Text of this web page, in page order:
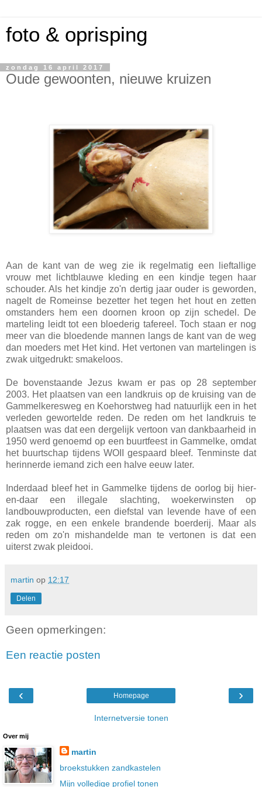
foto & oprisping
zondag 16 april 2017
Oude gewoonten, nieuwe kruizen
Aan de kant van de weg zie ik regelmatig een lieftallige
vrouw met lichtblauwe kleding en een kindje tegen haar
schouder. Als het kindje zo'n dertig jaar ouder is geworden,
nagelt de Romeinse bezetter het tegen het hout en zetten
omstanders hem een doornen kroon op zijn schedel. De
marteling leidt tot een bloederig tafereel. Toch staan er nog
meer van die bloedende mannen langs de kant van de weg
dan moeders met Het kind. Het vertonen van martelingen is
zwak uitgedrukt: smakeloos.
De bovenstaande Jezus kwam er pas op 28 september
2003. Het plaatsen van een landkruis op de kruising van de
Gammelkeresweg en Koehorstweg had natuurlijk een in het
verleden gewortelde reden. De reden om het landkruis te
plaatsen was dat een dergelijk vertoon van dankbaarheid in
1950 werd genoemd op een buurtfeest in Gammelke, omdat
het buurtschap tijdens WOII gespaard bleef. Tenminste dat
herinnerde iemand zich een halve eeuw later.
Inderdaad bleef het in Gammelke tijdens de oorlog bij hier-
en-daar een illegale slachting, woekerwinsten op
landbouwproducten, een diefstal van levende have of een
zak rogge, en een enkele brandende boerderij. Maar als
reden om zo'n mishandelde man te vertonen is dat een
uiterst zwak pleidooi.
martin op 12:17
Delen
Geen opmerkingen:
Een reactie posten
‹ ›
Homepage
Internetversie tonen
Over mij
martin
broekstukken zandkastelen
Mijn volledige profiel tonen